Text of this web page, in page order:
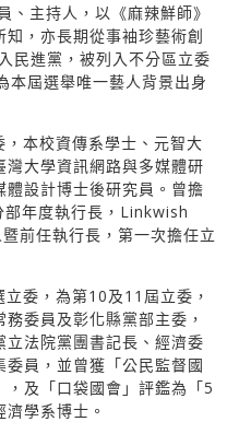
主持人，以《麻辣鮮師》
，亦長期從事袖珍藝術創
民進黨，被列入不分區立委
本屆選舉唯一藝人背景出身
本校資傳系學士、元智大
大學資訊網路與多媒體研
設計博士後研究員。曾擔
部年度執行長，Linkwish
前任執行長，第一次擔任立
委，為第10及11屆立委，
委員及彰化縣黨部主委，
法院黨團書記長、經濟委
員，並曾獲「公民監督國
及「口袋國會」評鑑為「5
學系博士。